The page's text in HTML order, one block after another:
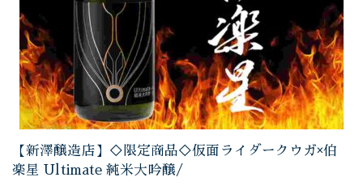
【新澤醸造店】◇限定商品◇仮面ライダークウガ×伯
楽星 Ultimate 純米大吟醸/